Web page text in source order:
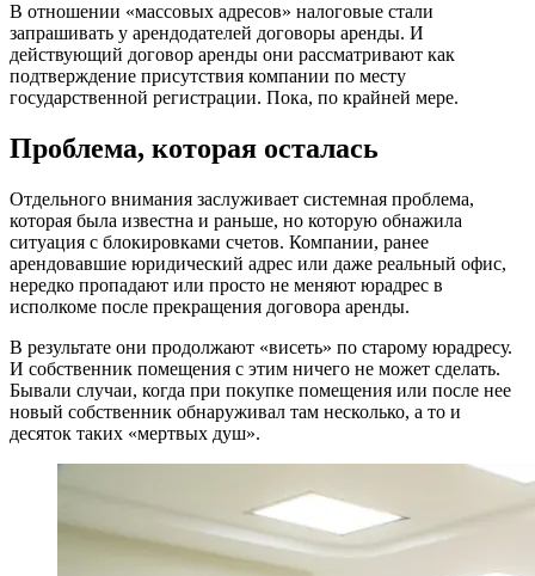
В отношении «массовых адресов» налоговые стали
запрашивать у арендодателей договоры аренды. И
действующий договор аренды они рассматривают как
подтверждение присутствия компании по месту
государственной регистрации. Пока, по крайней мере.
Проблема, которая осталась
Отдельного внимания заслуживает системная проблема,
которая была известна и раньше, но которую обнажила
ситуация с блокировками счетов. Компании, ранее
арендовавшие юридический адрес или даже реальный офис,
нередко пропадают или просто не меняют юрадрес в
исполкоме после прекращения договора аренды.
В результате они продолжают «висеть» по старому юрадресу.
И собственник помещения с этим ничего не может сделать.
Бывали случаи, когда при покупке помещения или после нее
новый собственник обнаруживал там несколько, а то и
десяток таких «мертвых душ».